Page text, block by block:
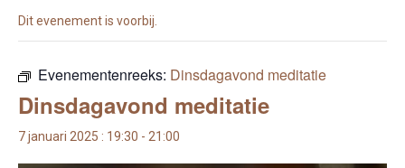
Dit evenement is voorbij.
Evenementenreeks: Dinsdagavond meditatie
Dinsdagavond meditatie
7 januari 2025 : 19:30 - 21:00